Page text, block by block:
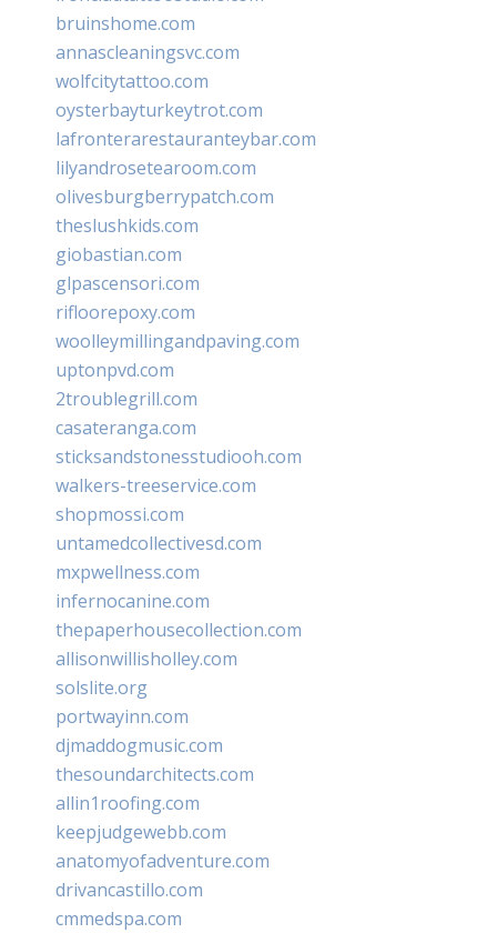
bruinshome.com
annascleaningsvc.com
wolfcitytattoo.com
oysterbayturkeytrot.com
lafronterarestauranteybar.com
lilyandrosetearoom.com
olivesburgberrypatch.com
theslushkids.com
giobastian.com
glpascensori.com
rifloorepoxy.com
woolleymillingandpaving.com
uptonpvd.com
2troublegrill.com
casateranga.com
sticksandstonesstudiooh.com
walkers-treeservice.com
shopmossi.com
untamedcollectivesd.com
mxpwellness.com
infernocanine.com
thepaperhousecollection.com
allisonwillisholley.com
solslite.org
portwayinn.com
djmaddogmusic.com
thesoundarchitects.com
allin1roofing.com
keepjudgewebb.com
anatomyofadventure.com
drivancastillo.com
cmmedspa.com